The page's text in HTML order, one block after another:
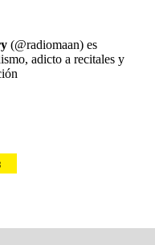
(@radiomaan) es
adicto a recitales y